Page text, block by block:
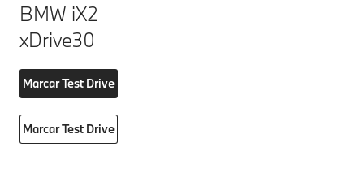
BMW iX2
xDrive30
Marcar Test Drive
Marcar Test Drive